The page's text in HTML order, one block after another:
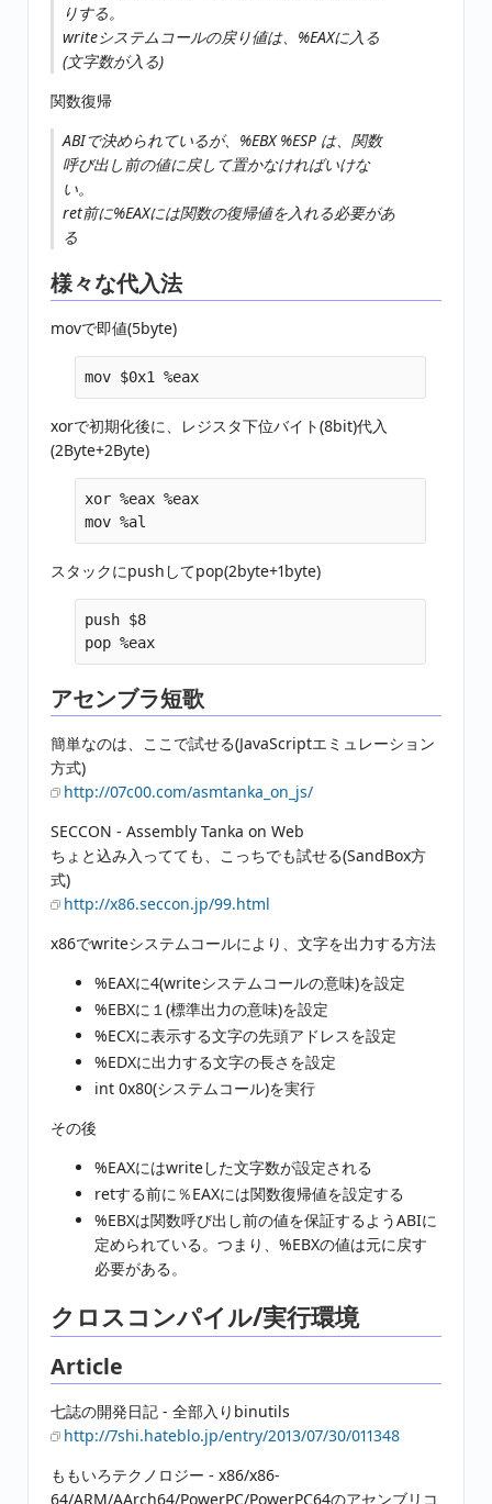
りする。
writeシステムコールの戻り値は、%EAXに入る
(文字数が入る)
関数復帰
ABIで決められているが、%EBX %ESP は、関数
呼び出し前の値に戻して置かなければいけな
い。
ret前に%EAXには関数の復帰値を入れる必要があ
る
様々な代入法
movで即値(5byte)
xorで初期化後に、レジスタ下位バイト(8bit)代入
(2Byte+2Byte)
xor %eax %eax
スタックにpushしてpop(2byte+1byte)
push $8
アセンブラ短歌
簡単なのは、ここで試せる(JavaScriptエミュレーション
方式)
http://07c00.com/asmtanka_on_js/
SECCON - Assembly Tanka on Web
ちょと込み入ってても、こっちでも試せる(SandBox方
式)
http://x86.seccon.jp/99.html
x86でwriteシステムコールにより、文字を出力する方法
%EAXに4(writeシステムコールの意味)を設定
%EBXに１(標準出力の意味)を設定
%ECXに表示する文字の先頭アドレスを設定
%EDXに出力する文字の長さを設定
int 0x80(システムコール)を実行
その後
%EAXにはwriteした文字数が設定される
retする前に％EAXには関数復帰値を設定する
%EBXは関数呼び出し前の値を保証するようABIに
定められている。つまり、%EBXの値は元に戻す
必要がある。
クロスコンパイル/実行環境
Article
七誌の開発日記 - 全部入りbinutils
http://7shi.hateblo.jp/entry/2013/07/30/011348
ももいろテクノロジー - x86/x86-
64/ARM/AArch64/PowerPC/PowerPC64のアセンブリコ